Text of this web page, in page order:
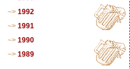
1992
1991
1990
1989